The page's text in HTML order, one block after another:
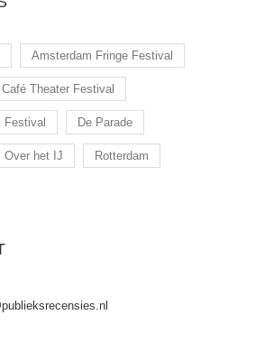
Amsterdam Fringe Festival
Café Theater Festival
Festival De Parade
Over het IJ Rotterdam